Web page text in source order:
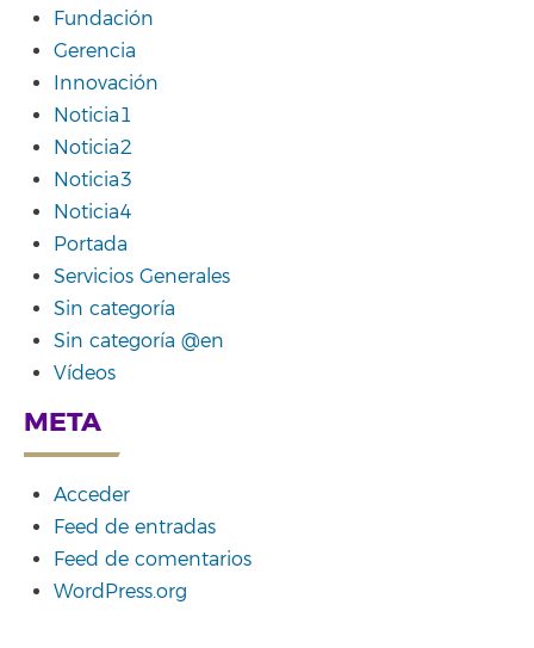
Fundación
Gerencia
Innovación
Noticia1
Noticia2
Noticia3
Noticia4
Portada
Servicios Generales
Sin categoría
Sin categoría @en
Vídeos
META
Acceder
Feed de entradas
Feed de comentarios
WordPress.org